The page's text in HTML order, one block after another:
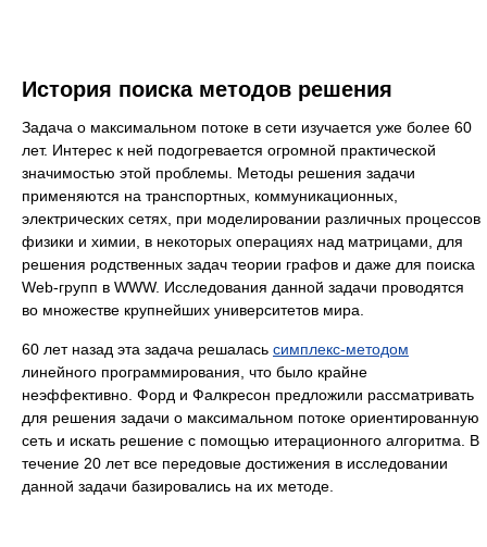
История поиска методов решения
Задача о максимальном потоке в сети изучается уже более 60
лет. Интерес к ней подогревается огромной практической
значимостью этой проблемы. Методы решения задачи
применяются на транспортных, коммуникационных,
электрических сетях, при моделировании различных процессов
физики и химии, в некоторых операциях над матрицами, для
решения родственных задач теории графов и даже для поиска
Web-групп в WWW. Исследования данной задачи проводятся
во множестве крупнейших университетов мира.
60 лет назад эта задача решалась симплекс-методом
линейного программирования, что было крайне
неэффективно. Форд и Фалкресон предложили рассматривать
для решения задачи о максимальном потоке ориентированную
сеть и искать решение с помощью итерационного алгоритма. В
течение 20 лет все передовые достижения в исследовании
данной задачи базировались на их методе.